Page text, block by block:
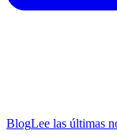
BlogLee las últimas